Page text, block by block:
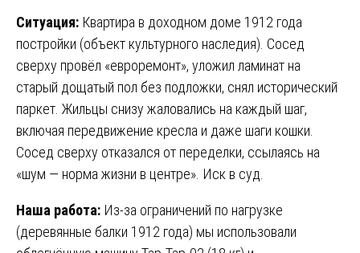
Ситуация: Квартира в доходном доме 1912 года
постройки (объект культурного наследия). Сосед
сверху провёл «евроремонт», уложил ламинат на
старый дощатый пол без подложки, снял исторический
паркет. Жильцы снизу жаловались на каждый шаг,
включая передвижение кресла и даже шаги кошки.
Сосед сверху отказался от переделки, ссылаясь на
«шум — норма жизни в центре». Иск в суд.
Наша работа: Из-за ограничений по нагрузке
(деревянные балки 1912 года) мы использовали